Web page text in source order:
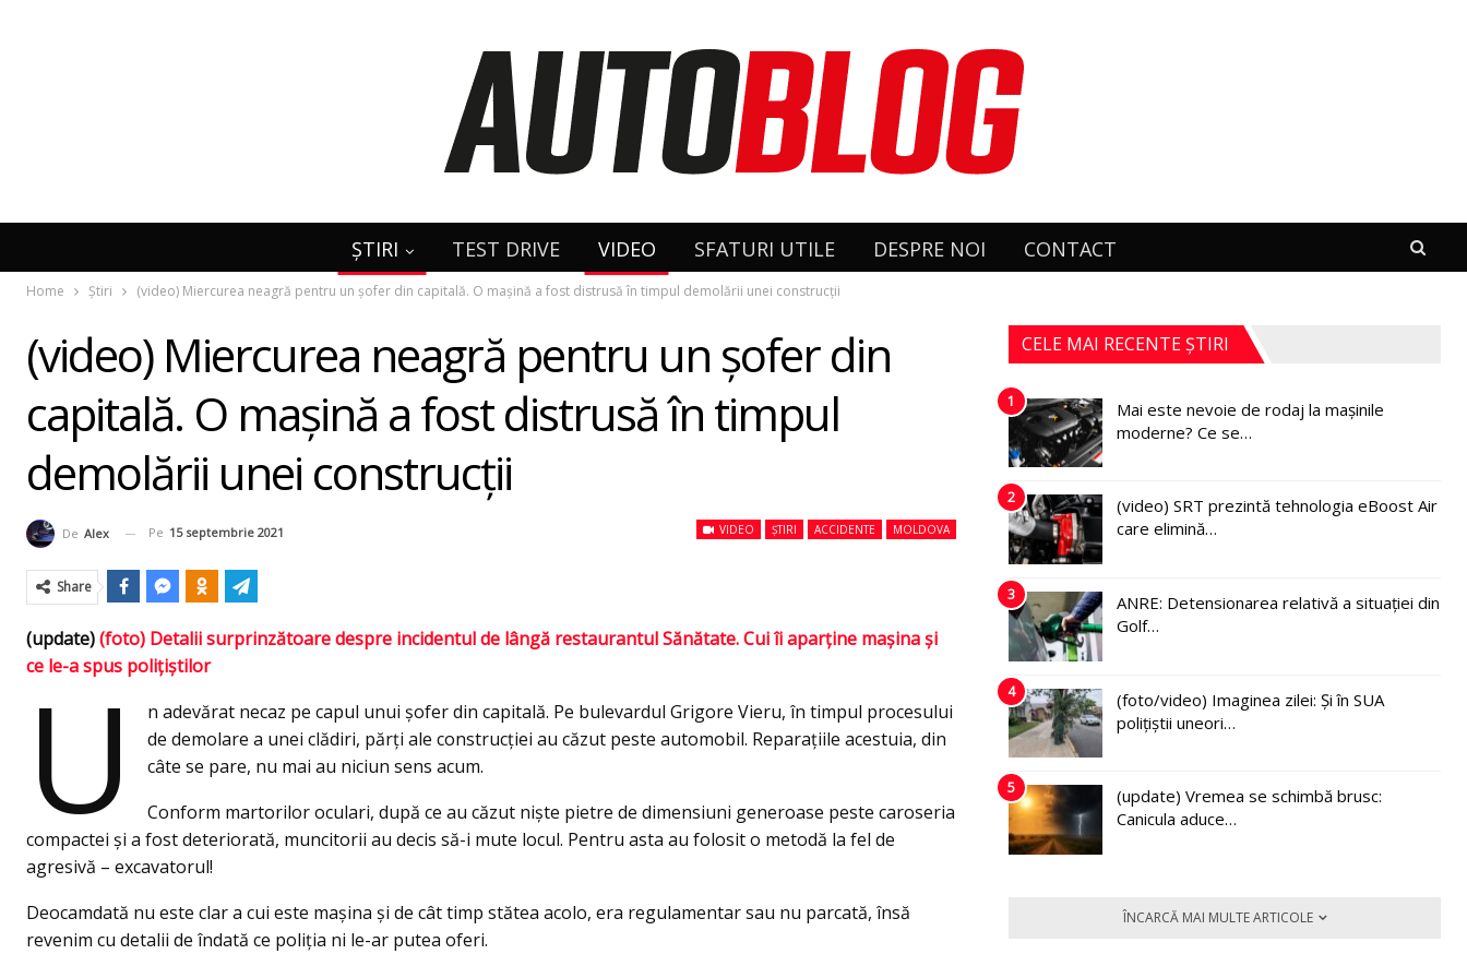
ȘTIRI TEST DRIVE VIDEO SFATURI UTILE DESPRE NOI CONTACT
Home Știri (video) Miercurea neagră pentru un şofer din capitală. O mașină a fost distrusă în timpul demolării unei construcții
(video) Miercurea neagră pentru un şofer din
capitală. O mașină a fost distrusă în timpul
demolării unei construcții
VIDEO ȘTIRI ACCIDENTE MOLDOVA
De Alex Pe 15 septembrie 2021
Share
(update)(foto) Detalii surprinzătoare despre incidentul de lângă restaurantul Sănătate. Cui îi aparține maşina şi
ce le-a spus polițiștilor
U
n adevărat necaz pe capul unui şofer din capitală. Pe bulevardul Grigore Vieru, în timpul procesului
de demolare a unei clădiri, părţi ale construcției au căzut peste automobil. Reparaţiile acestuia, din
câte se pare, nu mai au niciun sens acum.
Conform martorilor oculari, după ce au căzut niște pietre de dimensiuni generoase peste caroseria
compactei și a fost deteriorată, muncitorii au decis să-i mute locul. Pentru asta au folosit o metodă la fel de
agresivă – excavatorul!
Deocamdată nu este clar a cui este maşina şi de cât timp stătea acolo, era regulamentar sau nu parcată, însă
revenim cu detalii de îndată ce poliţia ni le-ar putea oferi.
CELE MAI RECENTE ȘTIRI
1
Mai este nevoie de rodaj la mașinile
moderne? Ce se…
2
(video) SRT prezintă tehnologia eBoost Air
care elimină…
3
ANRE: Detensionarea relativă a situației din
Golf…
4
(foto/video) Imaginea zilei: Și în SUA
polițiștii uneori…
5
(update) Vremea se schimbă brusc:
Canicula aduce…
ÎNCARCĂ MAI MULTE ARTICOLE